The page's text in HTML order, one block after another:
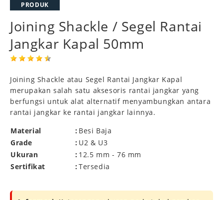
PRODUK
Joining Shackle / Segel Rantai
Jangkar Kapal 50mm
Joining Shackle atau Segel Rantai Jangkar Kapal
merupakan salah satu aksesoris rantai jangkar yang
berfungsi untuk alat alternatif menyambungkan antara
rantai jangkar ke rantai jangkar lainnya.
Material
: Besi Baja
Grade
: U2 & U3
Ukuran
: 12.5 mm - 76 mm
Sertifikat
: Tersedia